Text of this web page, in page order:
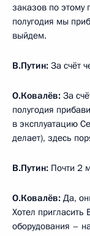
заказов по этому
полугодия мы
выйдем.
В.Путин: За счёт
О.Ковалёв: За
полугодия
в эксплуатацию
делает), здесь
В.Путин: Почти 2
О.Ковалёв: Да,
Хотел пригласить
оборудования –